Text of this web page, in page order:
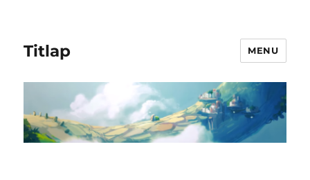
Titlap MENU